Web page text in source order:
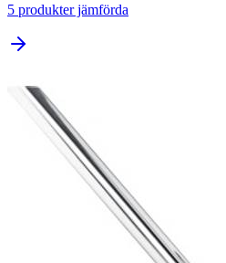
5 produkter jämförda